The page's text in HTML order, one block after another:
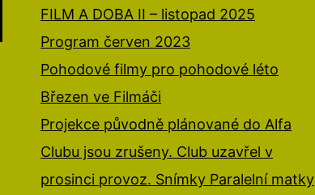
FILM A DOBA II – listopad 2025
Program červen 2023
Pohodové filmy pro pohodové léto
Březen ve Filmáči
Projekce původně plánované do Alfa
Clubu jsou zrušeny. Club uzavřel v
prosinci provoz. Snímky Paralelní matky